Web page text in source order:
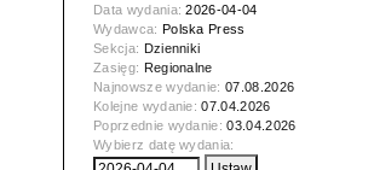
Data wydania:2026-04-04
Wydawca: Polska Press
Sekcja: Dzienniki
Zasięg: Regionalne
Najnowsze wydanie:07.08.2026
Kolejne wydanie:07.04.2026
Poprzednie wydanie:03.04.2026
Wybierz datę wydania: